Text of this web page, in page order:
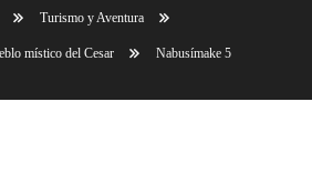
Turismo y Aventura
místico del Cesar Nabusímake 5